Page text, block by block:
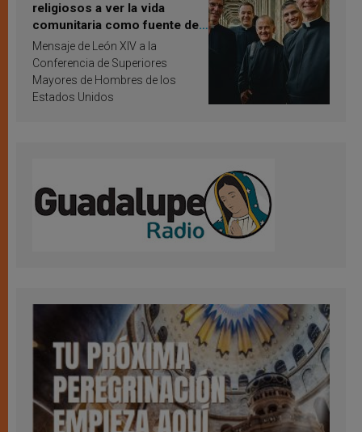
religiosos a ver la vida
comunitaria como fuente de
inspiración y santificación
Mensaje de León XIV a la
Conferencia de Superiores
Mayores de Hombres de los
Estados Unidos